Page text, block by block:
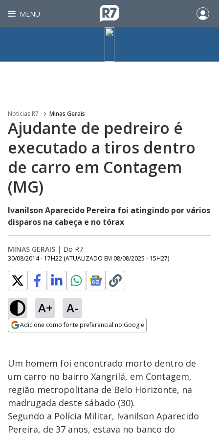
MENU
Noticias R7 Minas Gerais
Ajudante de pedreiro é
executado a tiros dentro
de carro em Contagem
(MG)
Ivanilson Aparecido Pereira foi atingindo por vários
disparos na cabeça e no tórax
MINAS GERAIS | Do R7
30/08/2014 - 17H22 (ATUALIZADO EM 08/08/2025 - 15H27)
A+ A-
Adicione como fonte preferencial no Google
Um homem foi encontrado morto dentro de
um carro no bairro Xangrilá, em Contagem,
região metropolitana de Belo Horizonte, na
madrugada deste sábado (30).
Segundo a Polícia Militar, Ivanilson Aparecido
Pereira, de 37 anos, estava no banco do